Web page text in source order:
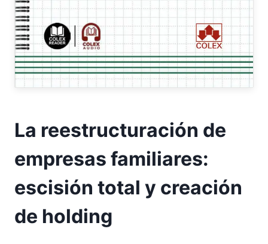
La reestructuración de
empresas familiares:
escisión total y creación
de holding